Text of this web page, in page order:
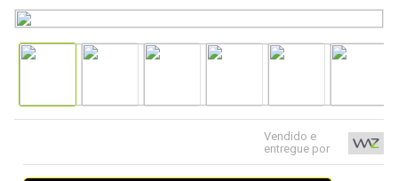
Vendido e
entregue por